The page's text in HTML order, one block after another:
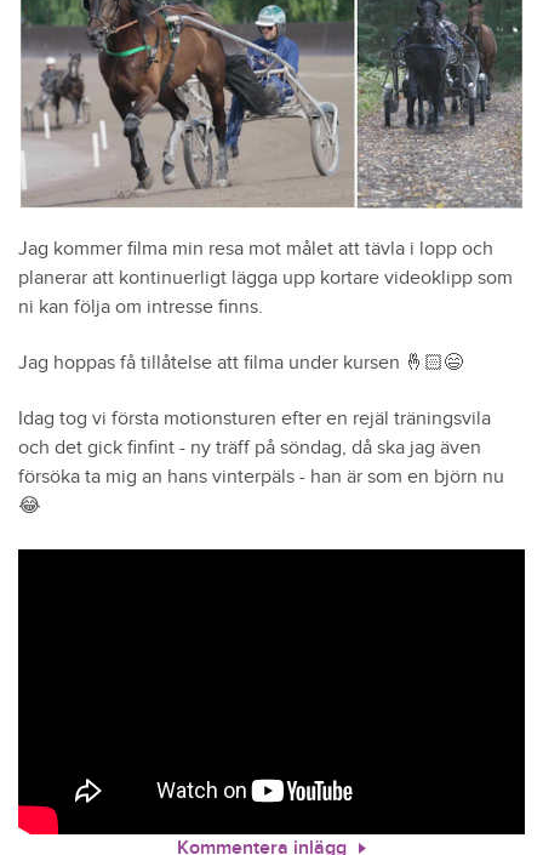
Jag kommer filma min resa mot målet att tävla i lopp och
planerar att kontinuerligt lägga upp kortare videoklipp som
ni kan följa om intresse finns.
Jag hoppas få tillåtelse att filma under kursen 🤞🏻😄
Idag tog vi första motionsturen efter en rejäl träningsvila
och det gick finfint - ny träff på söndag, då ska jag även
försöka ta mig an hans vinterpäls - han är som en björn nu
😂
Kommentera inlägg